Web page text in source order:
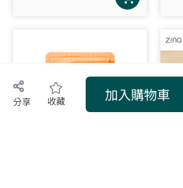
分享 收藏 加入購物車